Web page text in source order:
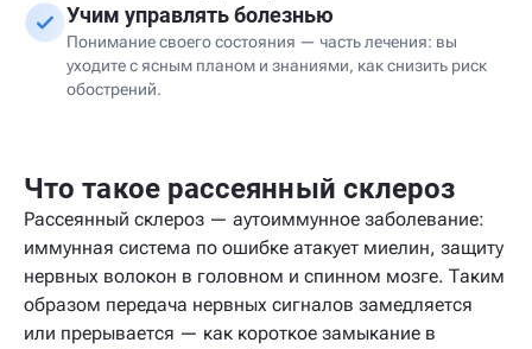
Учим управлять болезнью
Понимание своего состояния — часть лечения: вы
уходите с ясным планом и знаниями, как снизить риск
обострений.
Что такое рассеянный склероз
Рассеянный склероз — аутоиммунное заболевание:
иммунная система по ошибке атакует миелин, защиту
нервных волокон в головном и спинном мозге. Таким
образом передача нервных сигналов замедляется
или прерывается — как короткое замыкание в